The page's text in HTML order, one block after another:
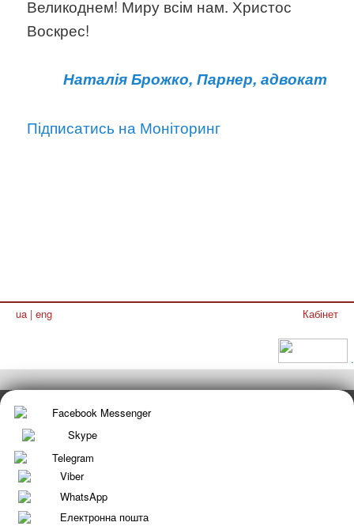
Великоднем! Миру всім нам. Христос
Воскрес!
Наталія Брожко, Парнер, адвокат
Підписатись на Моніторинг
ua | eng Кабінет
.
Facebook Messenger
Skype
Telegram
Viber
WhatsApp
Електронна пошта